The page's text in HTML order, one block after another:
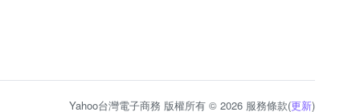
Yahoo台灣電子商務 版權所有 © 2026 服務條款(更新)